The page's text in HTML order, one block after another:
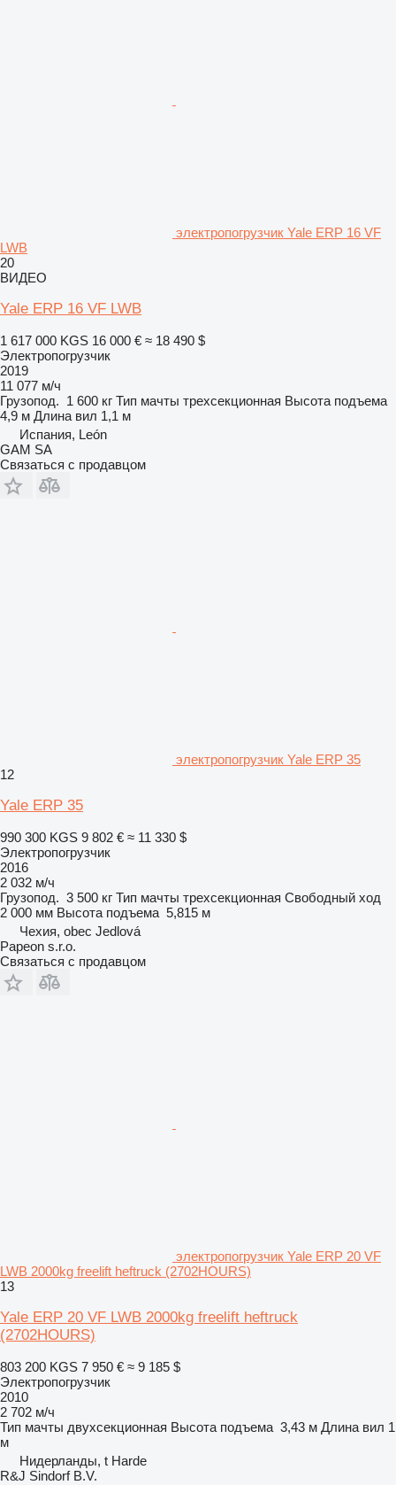
электропогрузчик Yale ERP 16 VF
LWB
20
ВИДЕО
Yale ERP 16 VF LWB
1 617 000 KGS 16 000 € ≈ 18 490 $
Электропогрузчик
2019
11 077 м/ч
Грузопод. 1 600 кг Тип мачты трехсекционная Высота подъема
4,9 м Длина вил 1,1 м
Испания, León
GAM SA
Связаться с продавцом
электропогрузчик Yale ERP 35
12
Yale ERP 35
990 300 KGS 9 802 € ≈ 11 330 $
Электропогрузчик
2016
2 032 м/ч
Грузопод. 3 500 кг Тип мачты трехсекционная Свободный ход
2 000 мм Высота подъема 5,815 м
Чехия, obec Jedlová
Papeon s.r.o.
Связаться с продавцом
электропогрузчик Yale ERP 20 VF
LWB 2000kg freelift heftruck (2702HOURS)
13
Yale ERP 20 VF LWB 2000kg freelift heftruck
(2702HOURS)
803 200 KGS 7 950 € ≈ 9 185 $
Электропогрузчик
2010
2 702 м/ч
Тип мачты двухсекционная Высота подъема 3,43 м Длина вил 1
м
Нидерланды, t Harde
R&J Sindorf B.V.